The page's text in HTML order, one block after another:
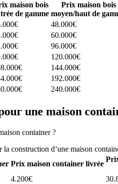
maison bois
de gamme
Prix maison bois
moyen/haut de
48.000€
60.000€
96.000€
120.000€
144.000€
192.000€
240.000€
une maison
container ?
la construction d’une maison
Prix maison container livrée
4.200€